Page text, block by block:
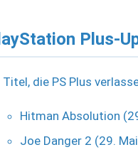
Plus-
Titel, die PS Plus
Hitman Absolution
Joe Danger 2 (29.